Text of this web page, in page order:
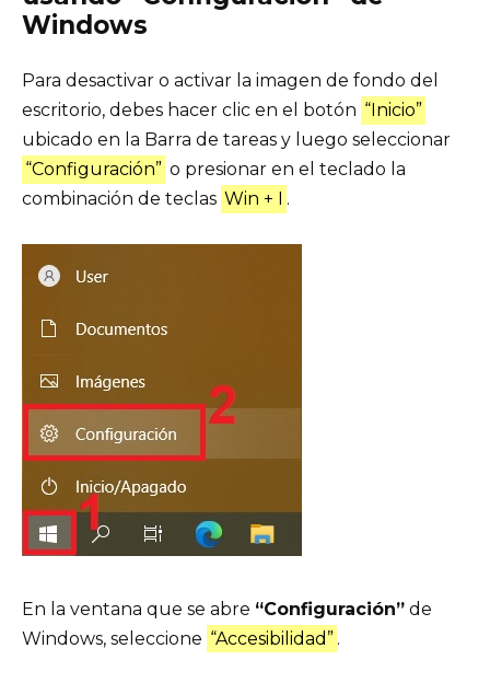
Windows
Para desactivar o activar la imagen de fondo del
escritorio, debes hacer clic en el botón “Inicio”
ubicado en la Barra de tareas y luego seleccionar
“Configuración” o presionar en el teclado la
combinación de teclas Win + I .
En la ventana que se abre “Configuración” de
Windows, seleccione “Accesibilidad” .